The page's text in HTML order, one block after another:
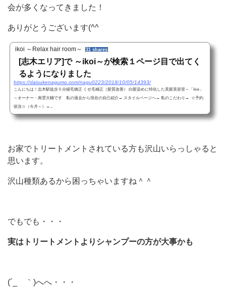
会が多くなってきました！
ありがとうございます(^^
ikoi ～Relax hair room～ 31 shares
[志木エリア]で ～ikoi～が検索１ページ目で出てく
るようになりました
https://daisukenagumo.com/nagu0223/2018/10/05/14393/
こんにちは！志木駅徒歩５分縮毛矯正 くせ毛補正（髪質改善） 白髪染めに特化した美髪美容室～「ikoi」
～オーナー・南雲大輔です 私の過去から現在の自己紹介→ スタイルページへ→ 私のこだわり→ ☆予約
状況☆（今月～）→...
お家でトリートメントされている方も沢山いらっしゃると
思います。
沢山種類あるから困っちゃいますね＾＾
でもでも・・・
実はトリートメントよりシャンプーの方が大事かも
(´_ゝ｀)へへ・・・